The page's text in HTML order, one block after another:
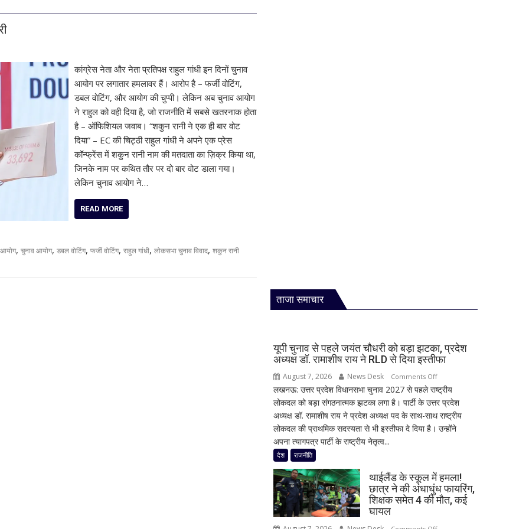
कांग्रेस नेता और नेता प्रतिपक्ष राहुल गांधी इन दिनों चुनाव
आयोग पर लगातार हमलावर हैं। आरोप है – फर्जी वोटिंग,
डबल वोटिंग, और आयोग की चुप्पी। लेकिन अब चुनाव आयोग
ने राहुल को वही दिया है, जो राजनीति में सबसे खतरनाक होता
है – ऑफिशियल जवाब। “शकुन रानी ने एक ही बार वोट
दिया” – EC की चिट्ठी राहुल गांधी ने अपने एक प्रेस
कॉन्फ्रेंस में शकुन रानी नाम की मतदाता का ज़िक्र किया था,
जिनके नाम पर कथित तौर पर दो बार वोट डाला गया।
लेकिन चुनाव आयोग ने…
READ MORE
, चुनाव आयोग, डबल वोटिंग, फर्जी वोटिंग, राहुल गांधी, लोकसभा चुनाव विवाद, शकुन रानी
ताजा समाचार
यूपी चुनाव से पहले जयंत चौधरी को बड़ा झटका, प्रदेश
अध्यक्ष डॉ. रामाशीष राय ने RLD से दिया इस्तीफा
August 7, 2026 News Desk Comments Offon
यूपी
चुनाव
से
पहले
बड़ा
झटका,
प्रदेश
लखनऊ: उत्तर प्रदेश विधानसभा चुनाव 2027 से पहले राष्ट्रीय
लोकदल को बड़ा संगठनात्मक झटका लगा है। पार्टी के उत्तर प्रदेश
अध्यक्ष डॉ. रामाशीष राय ने प्रदेश अध्यक्ष पद के साथ-साथ राष्ट्रीय
लोकदल की प्राथमिक सदस्यता से भी इस्तीफा दे दिया है। उन्होंने
अपना त्यागपत्र पार्टी के राष्ट्रीय नेतृत्व...
देश राजनीति
थाईलैंड के स्कूल में हमला!
छात्र ने की अंधाधुंध फायरिंग,
शिक्षक समेत 4 की मौत, कई
घायल